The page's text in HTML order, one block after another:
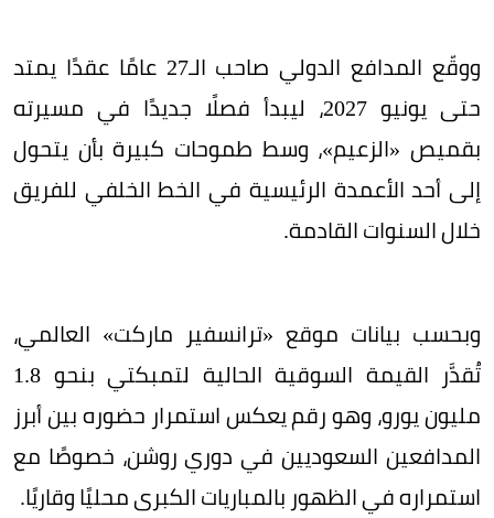
ووقّع المدافع الدولي صاحب الـ27 عامًا عقدًا يمتد
حتى يونيو 2027، ليبدأ فصلًا جديدًا في مسيرته
بقميص «الزعيم»، وسط طموحات كبيرة بأن يتحول
إلى أحد الأعمدة الرئيسية في الخط الخلفي للفريق
خلال السنوات القادمة.
وبحسب بيانات موقع «ترانسفير ماركت» العالمي،
تُقدَّر القيمة السوقية الحالية لتمبكتي بنحو 1.8
مليون يورو، وهو رقم يعكس استمرار حضوره بين أبرز
المدافعين السعوديين في دوري روشن، خصوصًا مع
استمراره في الظهور بالمباريات الكبرى محليًا وقاريًا.